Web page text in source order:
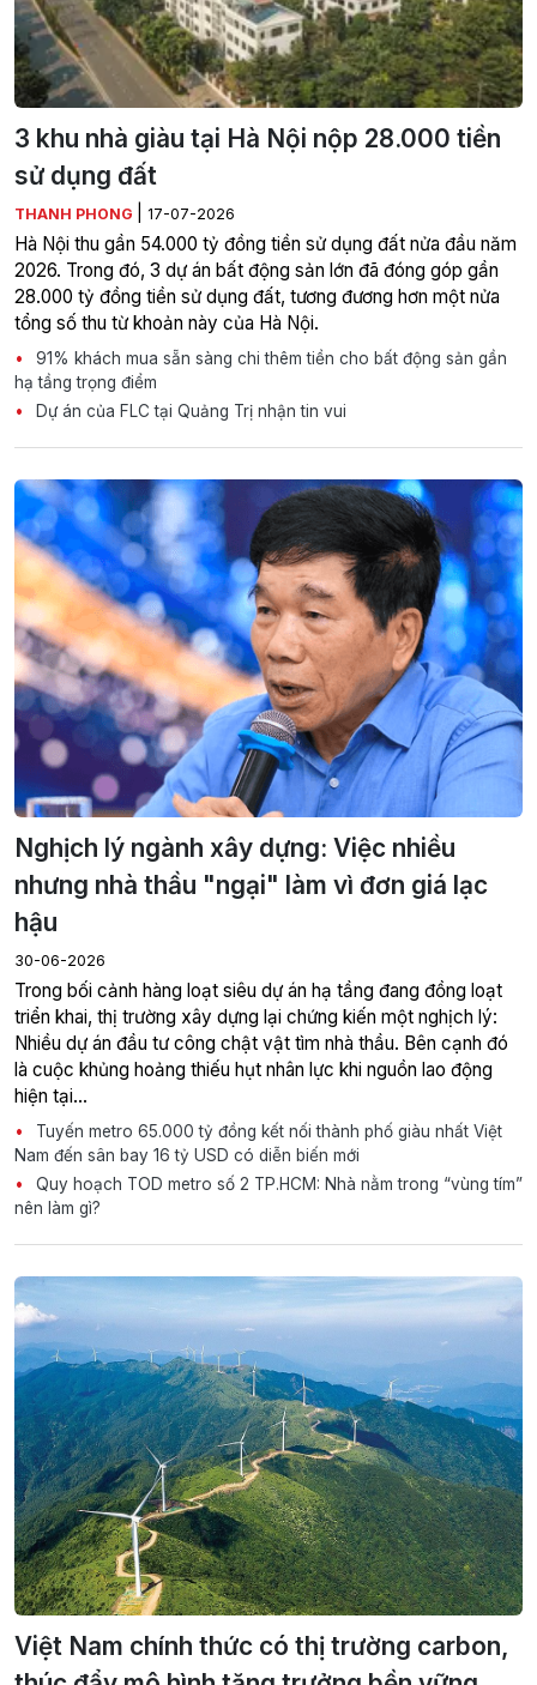
3 khu nhà giàu tại Hà Nội nộp 28.000 tiền
sử dụng đất
THANH PHONG 17-07-2026
Hà Nội thu gần 54.000 tỷ đồng tiền sử dụng đất nửa đầu năm
2026. Trong đó, 3 dự án bất động sản lớn đã đóng góp gần
28.000 tỷ đồng tiền sử dụng đất, tương đương hơn một nửa
tổng số thu từ khoản này của Hà Nội.
91% khách mua sẵn sàng chi thêm tiền cho bất động sản gần
hạ tầng trọng điểm
Dự án của FLC tại Quảng Trị nhận tin vui
Nghịch lý ngành xây dựng: Việc nhiều
nhưng nhà thầu "ngại" làm vì đơn giá lạc
hậu
30-06-2026
Trong bối cảnh hàng loạt siêu dự án hạ tầng đang đồng loạt
triển khai, thị trường xây dựng lại chứng kiến một nghịch lý:
Nhiều dự án đầu tư công chật vật tìm nhà thầu. Bên cạnh đó
là cuộc khủng hoảng thiếu hụt nhân lực khi nguồn lao động
hiện tại...
Tuyến metro 65.000 tỷ đồng kết nối thành phố giàu nhất Việt
Nam đến sân bay 16 tỷ USD có diễn biến mới
Quy hoạch TOD metro số 2 TP.HCM: Nhà nằm trong “vùng tím”
nên làm gì?
Việt Nam chính thức có thị trường carbon,